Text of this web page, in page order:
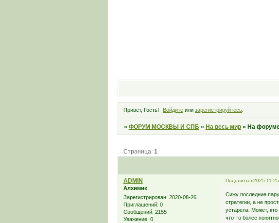
Привет, Гость! Войдите или зарегистрируйтесь.
» ФОРУМ МОСКВЫ И СПБ » На весь мир » На форуме
Страница: 1
Поделиться2025-11-
ADMIN
Алхимик
Зарегистрирован: 2020-08-26
Приглашений: 0
Сообщений: 2155
Уважение: 0
Сижу последние
стратегии, а не
устарела. Может,
что-то более